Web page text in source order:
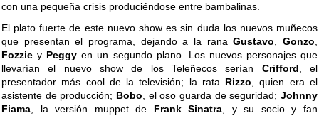
con una pequeña crisis produciéndose entre bambalinas.
El plato fuerte de este nuevo show es sin duda los nuevos muñecos
que presentan el programa, dejando a la ranaGustavo,Gonzo,
Fozzie y Peggy en un segundo plano. Los nuevos personajes que
llevarían el nuevo show de los Teleñecos serían Crifford, el
presentador más cool de la televisión; la rata Rizzo, quien era el
asistente de producción; Bobo, el oso guarda de seguridad; Johnny
Fiama, la versión muppet de Frank Sinatra, y su socio y fan